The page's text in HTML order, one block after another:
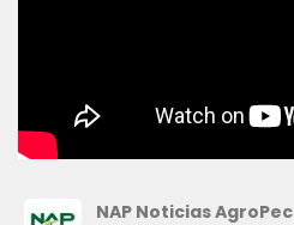
NAP Noticias AgroPec